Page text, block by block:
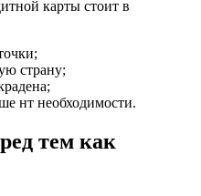
карты стоит в
страну;
нт необходимости.
тем как